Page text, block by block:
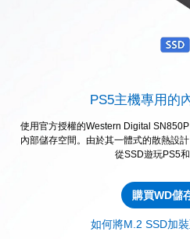
PS5主機專用的
使用官方授權的Western Digital
內部儲存空間。由於其一體式的散熱設
從SSD遊玩PS5和
購買WD儲
如何將M.2 SSD加